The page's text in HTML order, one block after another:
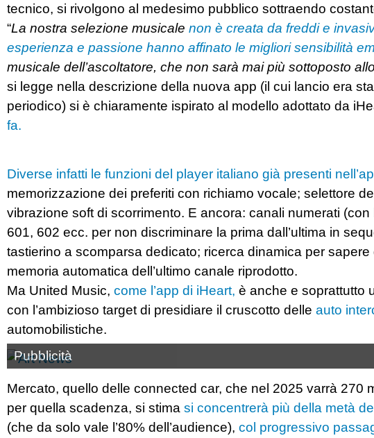
tecnico, si rivolgono al medesimo pubblico sottraendo
“La nostra selezione musicale non è creata da freddi e
esperienza e passione hanno affinato le migliori sensibilità
musicale dell’ascoltatore, che non sarà mai più sottoposto
si legge nella descrizione della nuova app (il cui lancio era
periodico) si è chiaramente ispirato al modello adottato da
fa.
Diverse infatti le funzioni del player italiano già presenti
memorizzazione dei preferiti con richiamo vocale; selettore
vibrazione soft di scorrimento. E ancora: canali numerati
601, 602 ecc. per non discriminare la prima dall’ultima in
tastierino a scomparsa dedicato; ricerca dinamica per sapere
memoria automatica dell’ultimo canale riprodotto.
Ma United Music, come l’app di iHeart, è anche e soprattutto
con l’ambizioso target di presidiare il cruscotto delle auto
automobilistiche.
Pubblicità
Mercato, quello delle connected car, che nel 2025 varrà 270
per quella scadenza, si stima si concentrerà più della metà
(che da solo vale l’80% dell’audience), col progressivo